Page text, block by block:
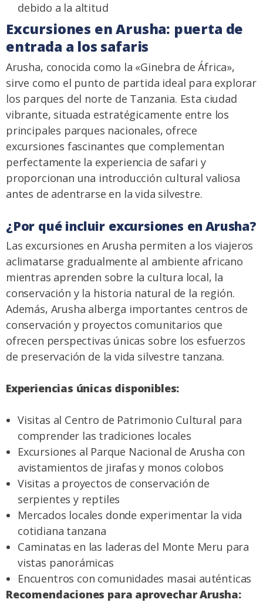
debido a la altitud
Excursiones en Arusha: puerta de
entrada a los safaris
Arusha, conocida como la «Ginebra de África»,
sirve como el punto de partida ideal para explorar
los parques del norte de Tanzania. Esta ciudad
vibrante, situada estratégicamente entre los
principales parques nacionales, ofrece
excursiones fascinantes que complementan
perfectamente la experiencia de safari y
proporcionan una introducción cultural valiosa
antes de adentrarse en la vida silvestre.
¿Por qué incluir excursiones en Arusha?
Las excursiones en Arusha permiten a los viajeros
aclimatarse gradualmente al ambiente africano
mientras aprenden sobre la cultura local, la
conservación y la historia natural de la región.
Además, Arusha alberga importantes centros de
conservación y proyectos comunitarios que
ofrecen perspectivas únicas sobre los esfuerzos
de preservación de la vida silvestre tanzana.
Experiencias únicas disponibles:
Visitas al Centro de Patrimonio Cultural para
comprender las tradiciones locales
Excursiones al Parque Nacional de Arusha con
avistamientos de jirafas y monos colobos
Visitas a proyectos de conservación de
serpientes y reptiles
Mercados locales donde experimentar la vida
cotidiana tanzana
Caminatas en las laderas del Monte Meru para
vistas panorámicas
Encuentros con comunidades masai auténticas
Recomendaciones para aprovechar Arusha: